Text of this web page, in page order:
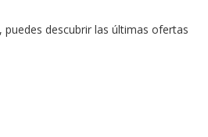
descubrir las últimas ofertas